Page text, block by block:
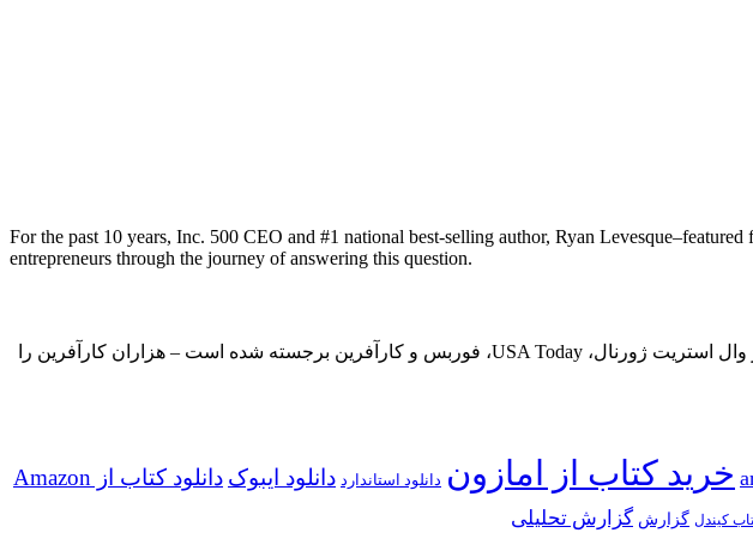
For the past 10 years, Inc. 500 CEO and #1 national best-selling author, Ryan
entrepreneurs through the journey of answering this question.
در 10 سال گذشته، رایان لوسک، مدیر عامل شرکت 500 و نویسنده پرفروش ملی شماره 1 – که برای کارش در وال استریت ژورنال، USA Today، فوربس و کارآفرین برجسته شده است – هزاران کارآفرین را
خرید کتاب از امازون دانلود استاندارد دانلود ایبوک دانلود کتاب از Amazon
کیندل گزارش گزارش تحلیلی